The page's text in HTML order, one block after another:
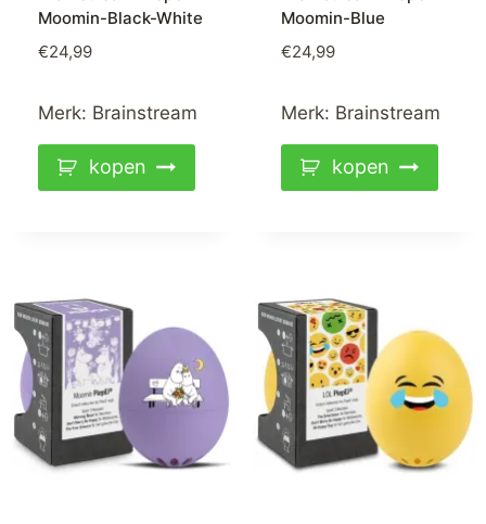
Moomin-Black-White
€24,99
Merk: Brainstream
kopen
Moomin-Blue
€24,99
Merk: Brainstream
kopen